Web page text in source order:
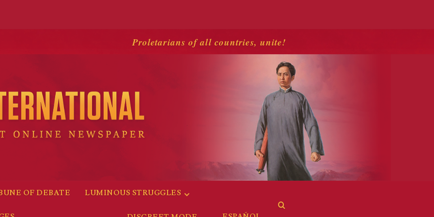
Proletarians of all countries, unite!
OF DEBATE LUMINOUS STRUGGLES